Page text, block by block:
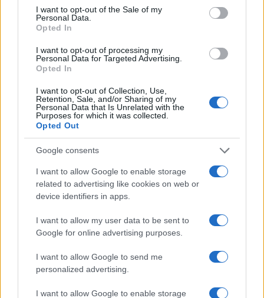
consent section.
I want to opt-out of the Sale of my
Personal Data.
Opted In
I want to opt-out of processing my
Personal Data for Targeted Advertising.
Opted In
I want to opt-out of Collection, Use,
Retention, Sale, and/or Sharing of my
Personal Data that Is Unrelated with the
Purposes for which it was collected.
Opted Out
Google consents
I want to allow Google to enable storage
related to advertising like cookies on web or
device identifiers in apps.
I want to allow my user data to be sent to
Google for online advertising purposes.
I want to allow Google to send me
personalized advertising.
I want to allow Google to enable storage
Controlli all’aeroporto di Olbia, sequestrati
caviale e sabbia rubata
Migliori cliniche di estetica medicale avanzata
pe…
Incendi, a San Pasquale arriva il Campo Base:
Andrea Mura conquista Palau: grande
partecipazione per il suo racconto
Calangianus, allarme sul centro accoglienza
minori, Albieri: “Episodi gravissimi”